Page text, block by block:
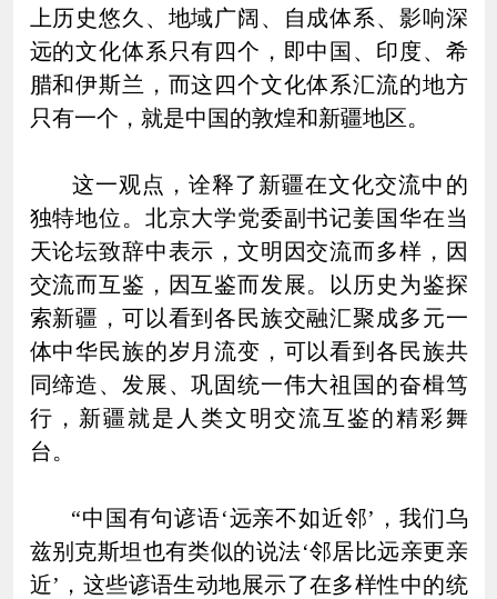
上历史悠久、地域广阔、自成体系、影响深
远的文化体系只有四个，即中国、印度、希
腊和伊斯兰，而这四个文化体系汇流的地方
只有一个，就是中国的敦煌和新疆地区。
这一观点，诠释了新疆在文化交流中的
独特地位。北京大学党委副书记姜国华在当
天论坛致辞中表示，文明因交流而多样，因
交流而互鉴，因互鉴而发展。以历史为鉴探
索新疆，可以看到各民族交融汇聚成多元一
体中华民族的岁月流变，可以看到各民族共
同缔造、发展、巩固统一伟大祖国的奋楫笃
行，新疆就是人类文明交流互鉴的精彩舞
台。
“中国有句谚语‘远亲不如近邻’，我们乌
兹别克斯坦也有类似的说法‘邻居比远亲更亲
近’，这些谚语生动地展示了在多样性中的统